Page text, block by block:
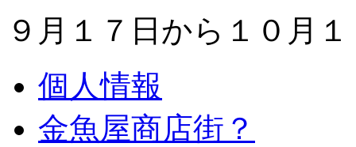
９月１７日から１０月
個人情報
金魚屋商店街？